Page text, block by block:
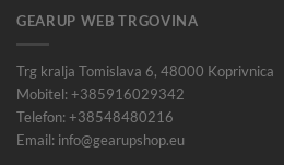
GEARUP WEB TRGOVINA
Trg kralja Tomislava 6, 48000 Koprivnica
Mobitel: +385916029342
Telefon: +38548480216
Email: info@gearupshop.eu